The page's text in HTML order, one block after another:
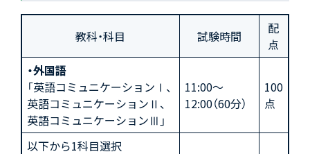
教科・科目 試験時間
配
点
・外国語
「英語コミュニケーションⅠ、
英語コミュニケーションⅡ、
英語コミュニケーションⅢ」
11:00～
12:00（60分）
100
点
以下から1科目選択